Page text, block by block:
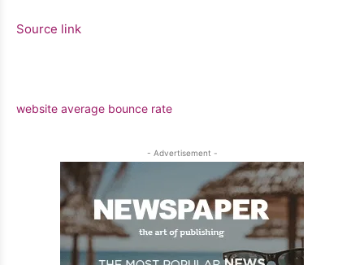
Source link
website average bounce rate
- Advertisement -